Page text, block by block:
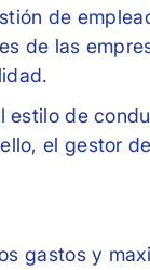
de
de las
estilo de
el gestor
gastos y